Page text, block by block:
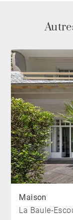
Maison
La Baule-